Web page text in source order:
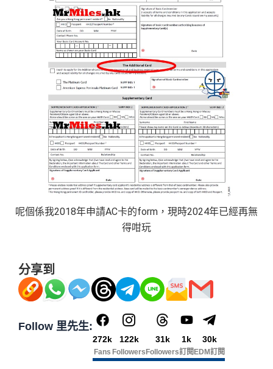
首年免年費而且AE Explorer一年有8次機場貴賓室
用（2026年起有條件）
最新已經加埋Intervals(小食飲品套餐) 可以去R
oots98 或 Lee Fa Yuen Express到攞份餐
留意AE Explorer可以用既Lounge唔係AE Centu
rion Lounge而係環亞機場貴賓室
每年簽賬達HK$150,000，可獲豁免下年度HK
$2,200之基本卡會籍年費，亦可繼續使用首2張
附屬卡而無須繳付年費
積分無限期
，AE積分可兌換至10間航空公司夥伴之
飛行里數（行政費亦將全免）：Asia Miles, Avios、E
mirates、Finnair及KrisFlyer等里數計劃都有份：18,00
0運通積分= 1,000里→AE積分兌換里數
行程（2024年9月30日前：150AE 積分兌換至HK
$1）、酒店積分（Marriott Bonvoy積分 或是Hilton Hon
ors積分）、生活家品等
主卡及附屬卡）可以憑卡進入香港機場
Plaza Premi
um Lounge貴賓候機室，每曆年上限合共
AE Explorer lounge 貴賓室
申請完填FormMrMiles.hk/ap-form賺多88里賞
金#❗️（由里先生派出🎯38新會員+成功批卡50額
外里賞金）
以上加總，迎新有760,000 AE積分(相等於42,222里數)+H
K$50簽賬回贈，獎賞由AE直接存入。同埋有88里賞金#
(由里先生派出)， 獎賞將於簽賬後16星期或以內存入卡會
員之基本卡的美國運通積分計劃戶口內。
新客戶立即申請：MrMiles.hk/ae-charge-
application/
（記得揀返想要嘅迎新連結申請，一經申請無得更改。如
果用iPhone/Mac的話會可能有Adblock，建議你改返啲S
etting再申請：MrMiles.hk/adblock/ ）
#每1里賞金 ≈ HK$1，可兌換FPS轉數快回贈！詳情
✅優點
如用開AE白金卡第二年要收年費時可以選擇取消卡停
一停先，過一過冷河，啲AE積分可以轉咗去呢個AE E
ssential到先唔需要急住燒晒啲分
低級別信用卡都仲可以換到飛行里數，雖然要手續費
但有得換里數都算係咁
電影禮遇 ：專享香港百老匯院線4DX、3D、2D及 IMA
X 電影正價戲票9折優惠
查看更多信用卡詳情及分析...
呢個係我2018年申請AC卡的form，現時2024年已經再無
得咁玩
分享到
Follow 里先生:
272k
Fans
122k
Followers
31k
Followers
1k
訂閱
30k
EDM訂閱